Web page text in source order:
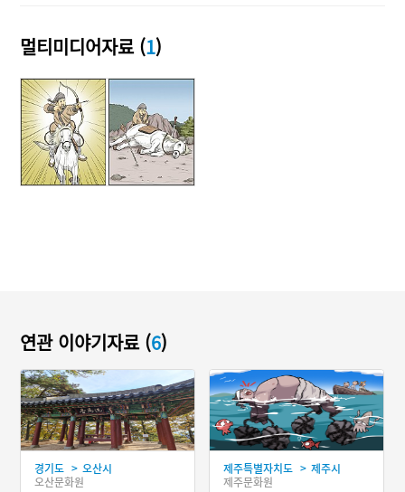
멀티미디어자료 (1)
연관 이야기자료 (6)
경기도 > 오산시
오산문화원
제주특별자치도 > 제주시
제주문화원